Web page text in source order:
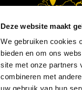
Deze website maakt
We gebruiken cookies
bieden en om ons
site met onze partners
combineren met